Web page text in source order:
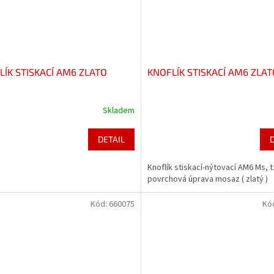
STISKACÍ AM6 ZLATO
Skladem
DETAIL
KNOFLÍK STISKACÍ AM6
Knoflík stiskací-nýtovací AM6 Ms,
povrchová úprava mosaz ( zlatý )
Kód: 660075